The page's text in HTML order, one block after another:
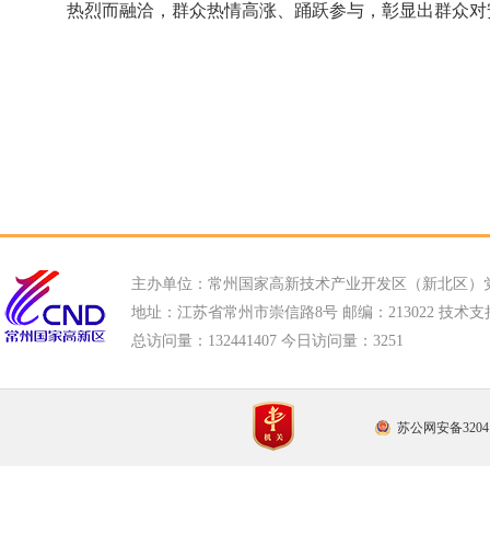
热烈而融洽，群众热情高涨、踊跃参与，彰显出群众
主办单位：常州国家高新技术产业开发区（新北区）
地址：江苏省常州市崇信路8号 邮编：213022 技术支
总访问量： 132441407 今日访问量： 3251
苏公网安备